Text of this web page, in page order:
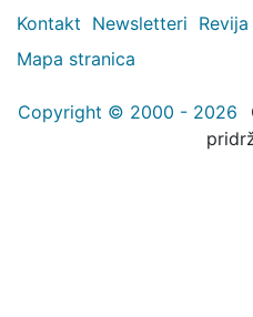
Kontakt Newsletteri
Mapa stranica
Copyright © 2000 - 2026